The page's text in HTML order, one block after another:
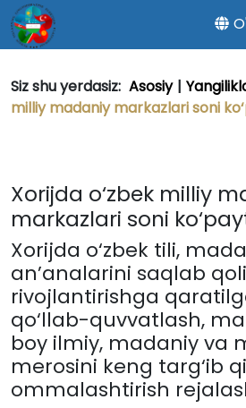
Siz shu yerdasiz: Asosiy |
milliy madaniy markazlari soni
Xorijda o‘zbek milliy
markazlari soni
Xorijda o‘zbek tili,
an’analarini saqlab
rivojlantirishga
qo‘llab-quvvatlash,
boy ilmiy, madaniy va
merosini keng targ‘ib
ommalashtirish